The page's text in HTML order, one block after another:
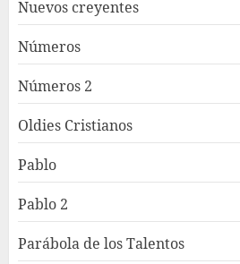
Nuevos creyentes
Números
Números 2
Oldies Cristianos
Pablo
Pablo 2
Parábola de los Talentos